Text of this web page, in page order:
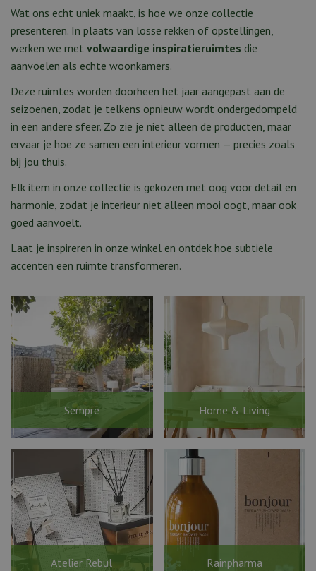
Wat ons echt uniek maakt, is hoe we onze collectie
presenteren. In plaats van losse rekken of opstellingen,
werken we met volwaardige inspiratieruimtes die
aanvoelen als echte woonkamers.
Deze ruimtes worden doorheen het jaar aangepast aan de
seizoenen, zodat je telkens opnieuw wordt ondergedompeld
in een andere sfeer. Zo zie je niet alleen de producten, maar
ervaar je hoe ze samen een interieur vormen — precies zoals
bij jou thuis.
Elk item in onze collectie is gekozen met oog voor detail en
harmonie, zodat je interieur niet alleen mooi oogt, maar ook
goed aanvoelt.
Laat je inspireren in onze winkel en ontdek hoe subtiele
accenten een ruimte transformeren.
Sempre Home & Living
Atelier Rebul Rainpharma